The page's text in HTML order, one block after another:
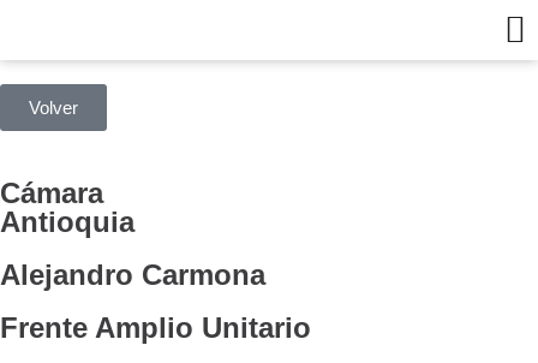
Volver
Cámara
Antioquia
Alejandro Carmona
Frente Amplio Unitario